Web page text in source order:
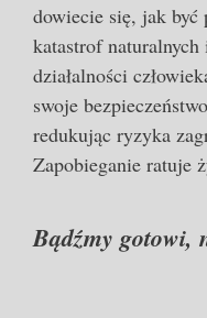
dowiecie się, jak być
katastrof
działalności
swoje
redukując ryzyka
Zapobieganie ratuje
Bądźmy gotowi,